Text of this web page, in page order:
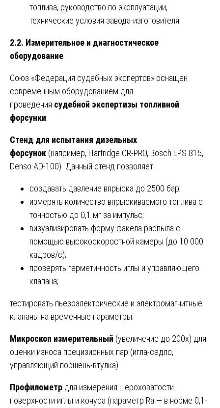
топлива, руководство по эксплуатации,
технические условия завода-изготовителя.
2.2. Измерительное и диагностическое
оборудование
Союз «Федерация судебных экспертов» оснащен
современным оборудованием для
проведения судебной экспертизы топливной
форсунки:
Стенд для испытания дизельных
форсунок (например, Hartridge CR-PRO, Bosch EPS 815,
Denso AD-100). Данный стенд позволяет:
создавать давление впрыска до 2500 бар;
измерять количество впрыскиваемого топлива с
точностью до 0,1 мг за импульс;
визуализировать форму факела распыла с
помощью высокоскоростной камеры (до 10 000
кадров/с);
проверять герметичность иглы и управляющего
клапана;
тестировать пьезоэлектрические и электромагнитные
клапаны на временные параметры.
Микроскоп измерительный (увеличение до 200х) для
оценки износа прецизионных пар (игла-седло,
управляющий поршень-втулка).
Профилометр для измерения шероховатости
поверхности иглы и конуса (параметр Ra — в норме 0,1-